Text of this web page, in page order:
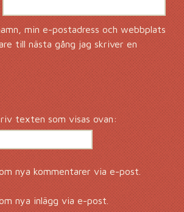
min e-postadress och webbplats
till nästa gång jag skriver en
texten som visas ovan:
nya kommentarer via e-post.
nya inlägg via e-post.